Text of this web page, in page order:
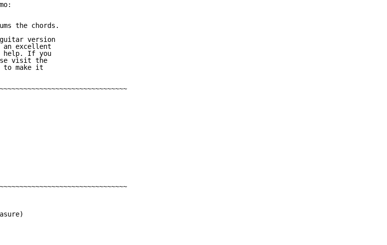
the chords.
guitar version
excellent
help. If you
visit the
to make it